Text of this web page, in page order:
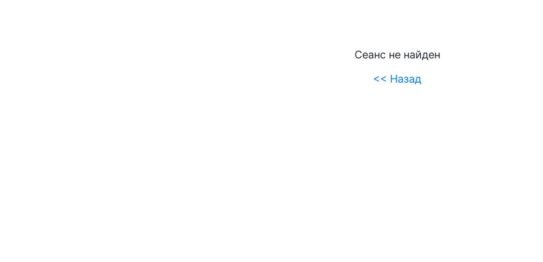
Сеанс не найден
<< Назад